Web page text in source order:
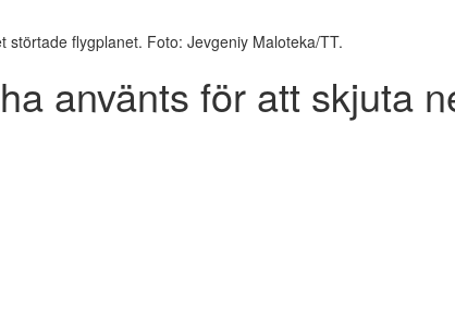
flygplanet. Foto: Jevgeniy Maloteka/TT.
använts för att skjuta